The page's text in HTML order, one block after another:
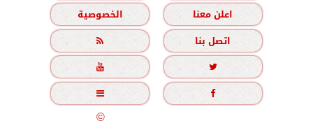
اعلن معنا
الخصوصية
اتصل بنا





جميع الحقوق محفوظة©